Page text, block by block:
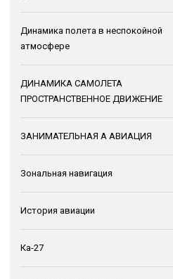
Динамика полета в неспокойной
атмосфере
ДИНАМИКА САМОЛЕТА
ПРОСТРАНСТВЕННОЕ ДВИЖЕНИЕ
ЗАНИМАТЕЛЬНАЯ А АВИАЦИЯ
Зональная навигация
История авиации
Ка-27